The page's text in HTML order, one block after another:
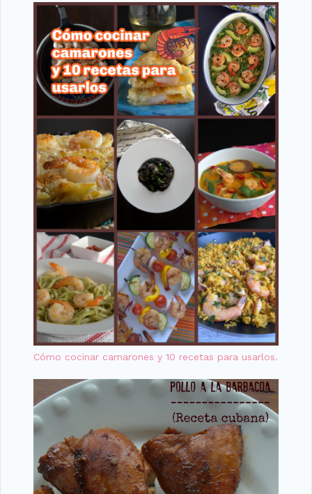
Cómo cocinar camarones y 10 recetas para usarlos.